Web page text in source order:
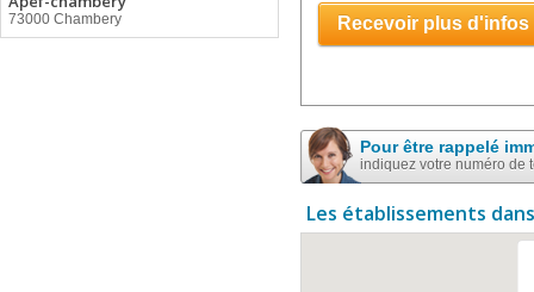
73000 Chambery Recevoir plus d'infos
Pour être rappelé
indiquez votre numéro de
Les établissements